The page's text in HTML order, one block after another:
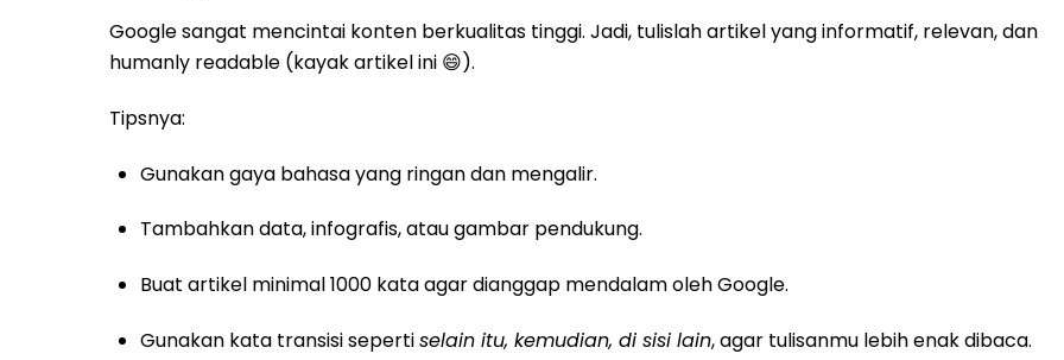
Google sangat mencintai konten berkualitas tinggi. Jadi, tulislah artikel yang informatif, relevan, dan
humanly readable (kayak artikel ini 😄).
Tipsnya:
Gunakan gaya bahasa yang ringan dan mengalir.
Tambahkan data, infografis, atau gambar pendukung.
Buat artikel minimal 1000 kata agar dianggap mendalam oleh Google.
Gunakan kata transisi sepertiselain itu, kemudian, di sisi lain, agar tulisanmu lebih enak dibaca.